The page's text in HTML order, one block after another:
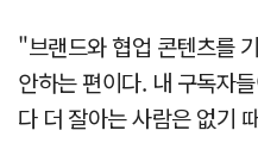
"브랜드와 협업 콘텐츠를
안하는 편이다. 내 구독자
다 더 잘아는 사람은 없기